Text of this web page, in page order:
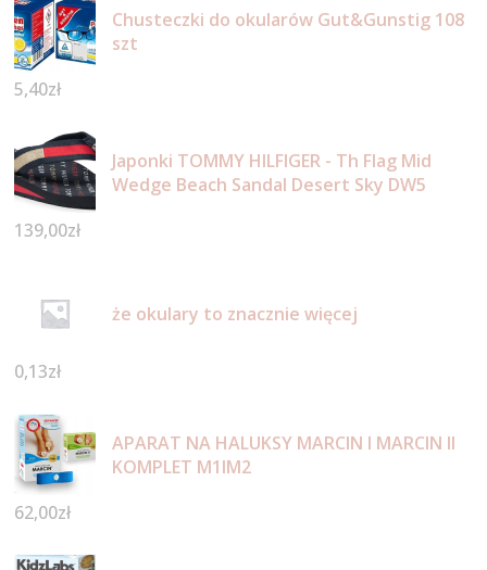
Chusteczki do okularów Gut&Gunstig 108
szt
5,40zł
Japonki TOMMY HILFIGER - Th Flag Mid
Wedge Beach Sandal Desert Sky DW5
139,00zł
że okulary to znacznie więcej
0,13zł
APARAT NA HALUKSY MARCIN I MARCIN II
KOMPLET M1IM2
62,00zł